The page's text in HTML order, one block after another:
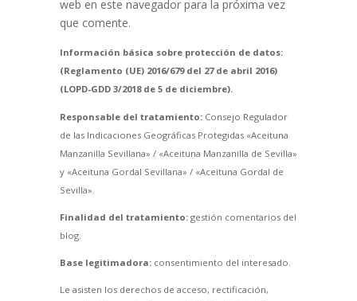
web en este navegador para la próxima vez
que comente.
Información básica sobre protección de datos:
(Reglamento (UE) 2016/679 del 27 de abril 2016)
(LOPD-GDD 3/2018 de 5 de diciembre).
Responsable del tratamiento:Consejo Regulador
de las Indicaciones Geográficas Protegidas «Aceituna
Manzanilla Sevillana» / «Aceituna Manzanilla de Sevilla»
y «Aceituna Gordal Sevillana» / «Aceituna Gordal de
Sevilla».
Finalidad del tratamiento:gestión comentarios del
blog.
Base legitimadora:consentimiento del interesado.
Le asisten los derechos de acceso, rectificación,